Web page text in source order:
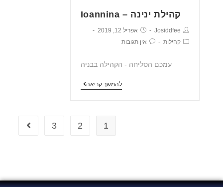
קהילת ינינה – Ioannina
Josiddfee
אפריל 12, 2019
קהילות
אין תגובות
עמכם הסליחה - הקהילה בבניה
להמשך קריאה
1
2
3